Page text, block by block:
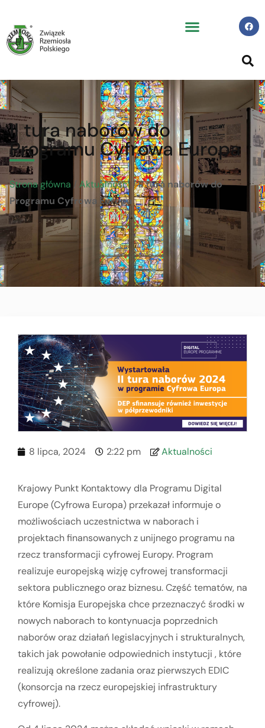
II tura naborów do
Programu Cyfrowa Europa
Strona główna / Aktualności/II tura naborów do
Programu Cyfrowa Europa
8 lipca, 2024 2:22 pm Aktualności
Krajowy Punkt Kontaktowy dla Programu Digital
Europe (Cyfrowa Europa) przekazał informuje o
możliwościach uczestnictwa w naborach i
projektach finansowanych z unijnego programu na
rzecz transformacji cyfrowej Europy. Program
realizuje europejską wizję cyfrowej transformacji
sektora publicznego oraz biznesu. Część tematów, na
które Komisja Europejska chce przeznaczyć środki w
nowych naborach to kontynuacja poprzednich
naborów oraz działań legislacyjnych i strukturalnych,
takich jak powołanie odpowiednich instytucji , które
realizują określone zadania oraz pierwszych EDIC
(konsorcja na rzecz europejskiej infrastruktury
cyfrowej).